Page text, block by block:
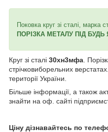
Поковка круг зі сталі, марка
ПОРІЗКА МЕТАЛУ ПІД БУДЬ
Круг зі сталі 30хн3мфа .
стрічковиборельних
території України.
Більше інформації, а також
знайти на оф. сайті
Ціну дізнавайтесь по